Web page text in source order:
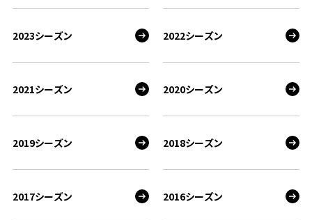
2023シーズン 2022シーズン
2021シーズン 2020シーズン
2019シーズン 2018シーズン
2017シーズン 2016シーズン